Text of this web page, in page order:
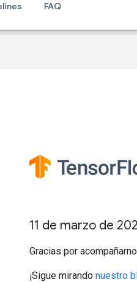
FAQ
11 de marzo de
Gracias por
¡Sigue mirando nuestro